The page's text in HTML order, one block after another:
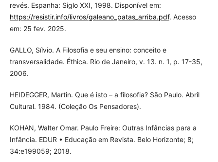
revés. Espanha: Siglo XXI, 1998. Disponível em:
https://resistir.info/livros/galeano_patas_arriba.pdf. Acesso
em: 25 fev. 2025.
GALLO, Sílvio. A Filosofia e seu ensino: conceito e
transversalidade. Éthica. Rio de Janeiro, v. 13. n. 1, p. 17-35,
2006.
HEIDEGGER, Martin. Que é isto – a filosofia? São Paulo. Abril
Cultural. 1984. (Coleção Os Pensadores).
KOHAN, Walter Omar. Paulo Freire: Outras Infâncias para a
Infância. EDUR • Educação em Revista. Belo Horizonte; 8;
34:e199059; 2018.